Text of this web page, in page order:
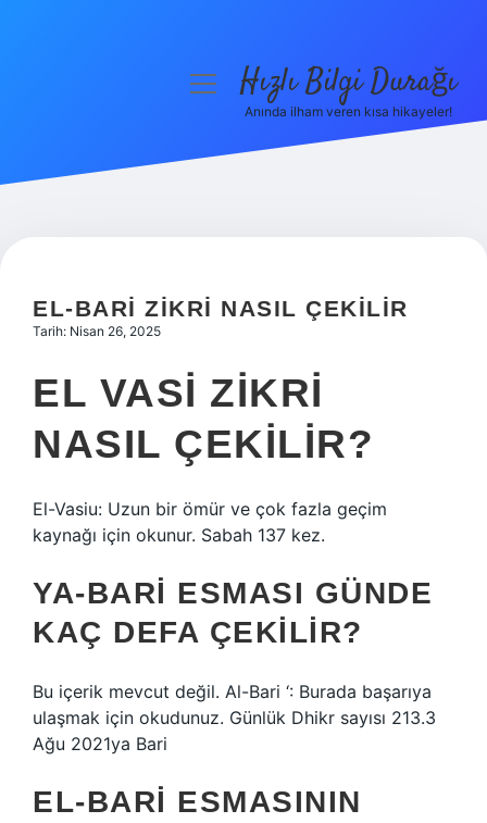
Hakkımızda
menüyüHızlı Bilgi Durağı
Anında ilham veren kısa hikayeler!
EL-BARI ZIKRI NASIL ÇEKILIR
Tarih: Nisan 26, 2025
EL VASI ZIKRI
NASIL ÇEKILIR?
El-Vasiu: Uzun bir ömür ve çok fazla geçim
kaynağı için okunur. Sabah 137 kez.
YA-BARI ESMASI GÜNDE
KAÇ DEFA ÇEKILIR?
Bu içerik mevcut değil. Al-Bari ‘: Burada başarıya
ulaşmak için okudunuz. Günlük Dhikr sayısı 213.3
Ağu 2021ya Bari
EL-BARI ESMASININ